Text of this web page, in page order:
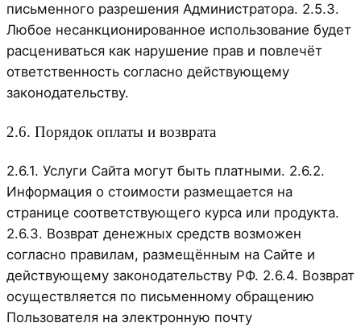
письменного разрешения Администратора. 2.5.3.
Любое несанкционированное использование будет
расцениваться как нарушение прав и повлечёт
ответственность согласно действующему
законодательству.
2.6. Порядок оплаты и возврата
2.6.1. Услуги Сайта могут быть платными. 2.6.2.
Информация о стоимости размещается на
странице соответствующего курса или продукта.
2.6.3. Возврат денежных средств возможен
согласно правилам, размещённым на Сайте и
действующему законодательству РФ. 2.6.4. Возврат
осуществляется по письменному обращению
Пользователя на электронную почту